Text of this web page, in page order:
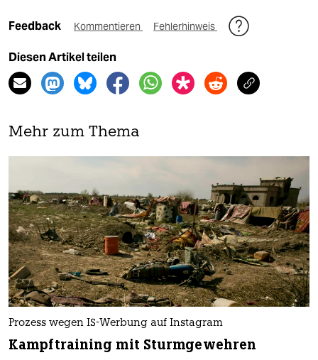
Feedback Kommentieren Fehlerhinweis
Diesen Artikel teilen
Mehr zum Thema
Prozess wegen IS-Werbung auf Instagram
Kampftraining mit Sturmgewehren